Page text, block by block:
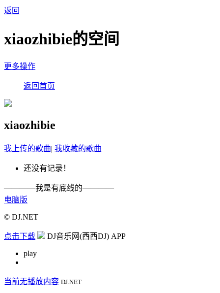
返回
xiaozhibie的空间
更多操作
返回首页
xiaozhibie
我上传的歌曲| 我收藏的歌曲
还没有记录！
————我是有底线的————
电脑版
© DJ.NET
点击下载 DJ音乐网(西西DJ) APP
play
当前无播放内容 DJ.NET